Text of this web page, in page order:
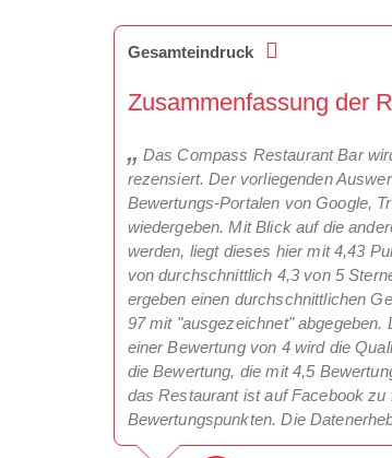
Gesamteindruck
Zusammenfassung der
Das Compass Restaurant Bar
rezensiert. Der vorliegenden
Bewertungs-Portalen von Google,
wiedergeben. Mit Blick auf die
werden, liegt dieses hier mit 4,43
von durchschnittlich 4,3 von 5
ergeben einen durchschnittlichen
97 mit "ausgezeichnet"
einer Bewertung von 4 wird die
die Bewertung, die mit 4,5
das Restaurant ist auf Facebook
Bewertungspunkten. Die